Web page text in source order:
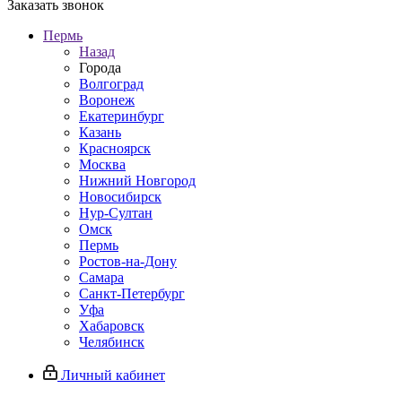
Заказать звонок
Пермь
Назад
Города
Волгоград
Воронеж
Екатеринбург
Казань
Красноярск
Москва
Нижний Новгород
Новосибирск
Нур-Султан
Омск
Пермь
Ростов-на-Дону
Самара
Санкт-Петербург
Уфа
Хабаровск
Челябинск
Личный кабинет